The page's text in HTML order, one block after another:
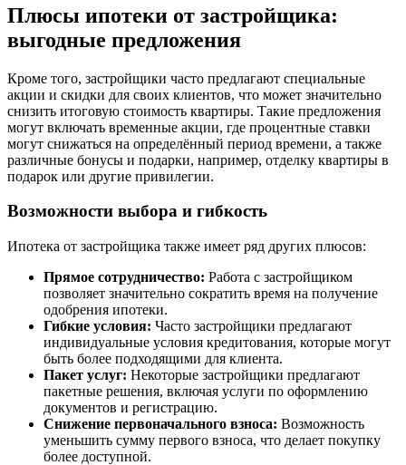
Плюсы ипотеки от застройщика:
выгодные предложения
Кроме того, застройщики часто предлагают специальные
акции и скидки для своих клиентов, что может значительно
снизить итоговую стоимость квартиры. Такие предложения
могут включать временные акции, где процентные ставки
могут снижаться на определённый период времени, а также
различные бонусы и подарки, например, отделку квартиры в
подарок или другие привилегии.
Возможности выбора и гибкость
Ипотека от застройщика также имеет ряд других плюсов:
Прямое сотрудничество: Работа с застройщиком
позволяет значительно сократить время на получение
одобрения ипотеки.
Гибкие условия: Часто застройщики предлагают
индивидуальные условия кредитования, которые могут
быть более подходящими для клиента.
Пакет услуг: Некоторые застройщики предлагают
пакетные решения, включая услуги по оформлению
документов и регистрацию.
Снижение первоначального взноса: Возможность
уменьшить сумму первого взноса, что делает покупку
более доступной.